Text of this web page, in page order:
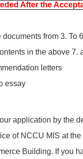
After the
from 3. To
in the above 7.
letters
essay
application by the
of NCCU MIS at the
Building. If you